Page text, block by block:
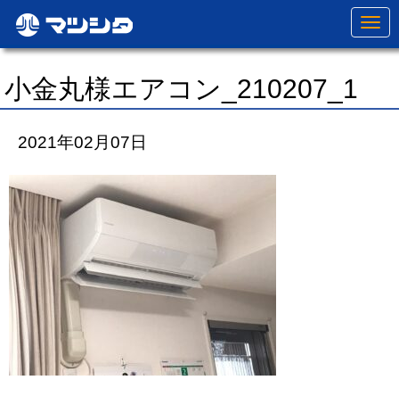
N
a
v
t
小金丸様エアコン_210207_1
2021年02月07日